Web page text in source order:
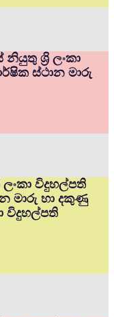
ශ්‍රි ලංකා
ස්ථාන මාරු
විදුහල්පති
මාරු හා දකුණු
විදුහල්පති